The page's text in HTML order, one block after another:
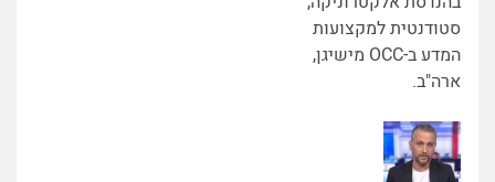
סטודנטית למקצועות
המדע ב-OCC מישיגן,
ארה"ב.